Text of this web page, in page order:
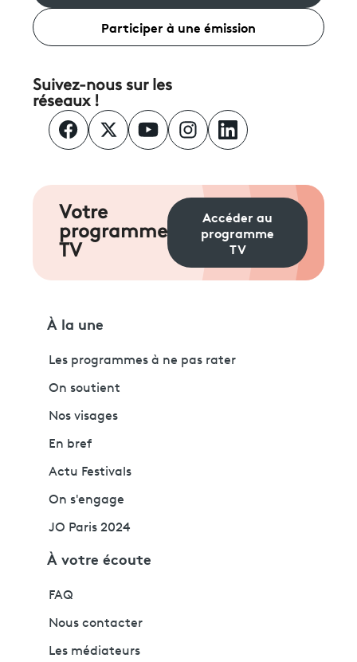
Participer à une émission
Suivez-nous sur les
réseaux !
Votre
programme
TV
Accéder au
programme
TV
À la une
Les programmes à ne pas rater
On soutient
Nos visages
En bref
Actu Festivals
On s'engage
JO Paris 2024
À votre écoute
FAQ
Nous contacter
Les médiateurs